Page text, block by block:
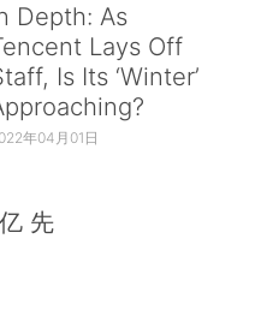
Depth: As
Lays Off
Is Its ‘Winter’
年04月01日
先